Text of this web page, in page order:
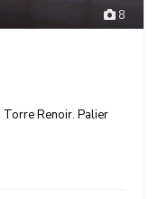
8
Torre Renoir. Palier